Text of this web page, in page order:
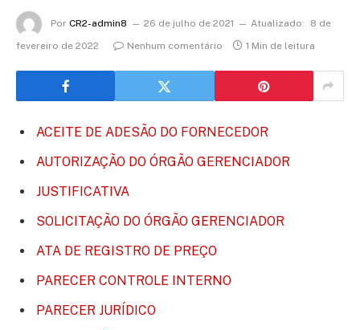
Por CR2-admin8 26 de julho de 2021 Atualizado:
8 de
fevereiro de 2022
Nenhum comentário 1 Min de leitura
ACEITE DE ADESÃO DO FORNECEDOR
AUTORIZAÇÃO DO ÓRGÃO GERENCIADOR
JUSTIFICATIVA
SOLICITAÇÃO DO ÓRGÃO GERENCIADOR
ATA DE REGISTRO DE PREÇO
PARECER CONTROLE INTERNO
PARECER JURÍDICO